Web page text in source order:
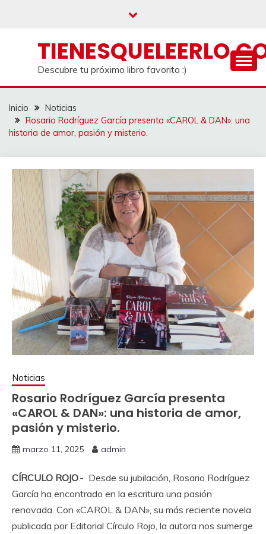
Descubre tu próximo libro favorito :)
Inicio
Noticias
Rosario Rodríguez García presenta «CAROL & DAN»: una
historia de amor, pasión y misterio.
Noticias
Rosario Rodríguez García presenta
«CAROL & DAN»: una historia de amor,
pasión y misterio.
marzo 11, 2025 admin
CÍRCULO ROJO.- Desde su jubilación, Rosario Rodríguez
García ha encontrado en la escritura una pasión
renovada. Con «CAROL & DAN», su más reciente novela
publicada por Editorial Círculo Rojo, la autora nos sumerge